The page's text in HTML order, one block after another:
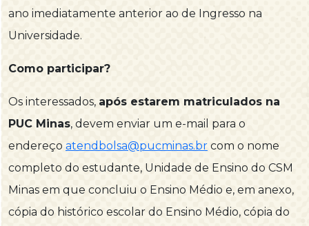
ano imediatamente anterior ao de Ingresso na
Universidade.
Como participar?
Os interessados, após estarem matriculados na
PUC Minas, devem enviar um e-mail para o
endereço atendbolsa@pucminas.br com o nome
completo do estudante, Unidade de Ensino do CSM
Minas em que concluiu o Ensino Médio e, em anexo,
cópia do histórico escolar do Ensino Médio, cópia do